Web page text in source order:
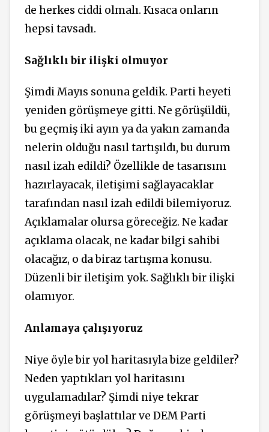
de herkes ciddi olmalı. Kısaca onların
hepsi tavsadı.
Sağlıklı bir ilişki olmuyor
Şimdi Mayıs sonuna geldik. Parti heyeti
yeniden görüşmeye gitti. Ne görüşüldü,
bu geçmiş iki ayın ya da yakın zamanda
nelerin olduğu nasıl tartışıldı, bu durum
nasıl izah edildi? Özellikle de tasarısını
hazırlayacak, iletişimi sağlayacaklar
tarafından nasıl izah edildi bilemiyoruz.
Açıklamalar olursa göreceğiz. Ne kadar
açıklama olacak, ne kadar bilgi sahibi
olacağız, o da biraz tartışma konusu.
Düzenli bir iletişim yok. Sağlıklı bir ilişki
olamıyor.
Anlamaya çalışıyoruz
Niye öyle bir yol haritasıyla bize geldiler?
Neden yaptıkları yol haritasını
uygulamadılar? Şimdi niye tekrar
görüşmeyi başlattılar ve DEM Parti